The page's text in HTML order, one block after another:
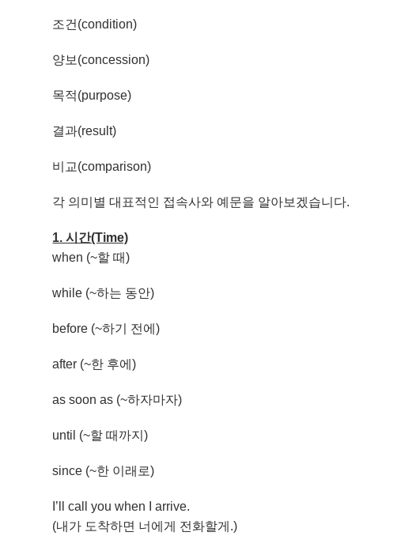
조건(condition)
양보(concession)
목적(purpose)
결과(result)
비교(comparison)
각 의미별 대표적인 접속사와 예문을 알아보겠습니다.
1. 시간(Time)
when (~할 때)
while (~하는 동안)
before (~하기 전에)
after (~한 후에)
as soon as (~하자마자)
until (~할 때까지)
since (~한 이래로)
I’ll call you when I arrive.
(내가 도착하면 너에게 전화할게.)